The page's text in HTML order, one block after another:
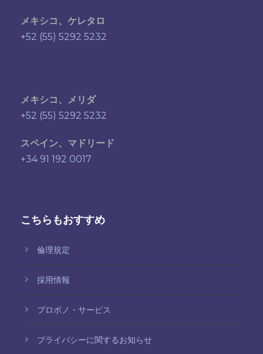
メキシコ、ケレタロ
+52 (55) 5292 5232
メキシコ、メリダ
+52 (55) 5292 5232
スペイン、マドリード
+34 91 192 0017
こちらもおすすめ
倫理規定
採用情報
プロボノ・サービス
プライバシーに関するお知らせ